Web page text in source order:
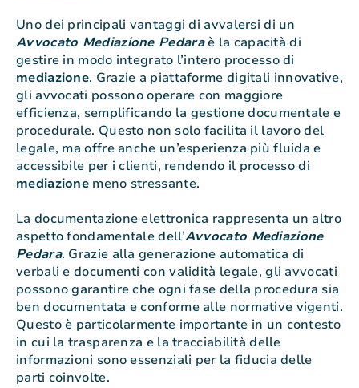
Uno dei principali vantaggi di avvalersi di un
Avvocato Mediazione Pedaraè la capacità di
gestire in modo integrato l’intero processo di
mediazione. Grazie a piattaforme digitali innovative,
gli avvocati possono operare con maggiore
efficienza, semplificando la gestione documentale e
procedurale. Questo non solo facilita il lavoro del
legale, ma offre anche un’esperienza più fluida e
accessibile per i clienti, rendendo il processo di
mediazione meno stressante.
La documentazione elettronica rappresenta un altro
aspetto fondamentale dell’Avvocato Mediazione
Pedara. Grazie alla generazione automatica di
verbali e documenti con validità legale, gli avvocati
possono garantire che ogni fase della procedura sia
ben documentata e conforme alle normative vigenti.
Questo è particolarmente importante in un contesto
in cui la trasparenza e la tracciabilità delle
informazioni sono essenziali per la fiducia delle
parti coinvolte.